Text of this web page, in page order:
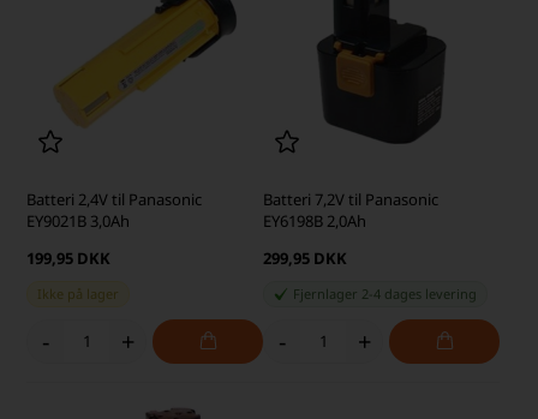
Batteri 2,4V til Panasonic
EY9021B 3,0Ah
199,95 DKK
Ikke på lager
- +
Batteri 7,2V til Panasonic
EY6198B 2,0Ah
299,95 DKK
Fjernlager 2-4 dages levering
- +